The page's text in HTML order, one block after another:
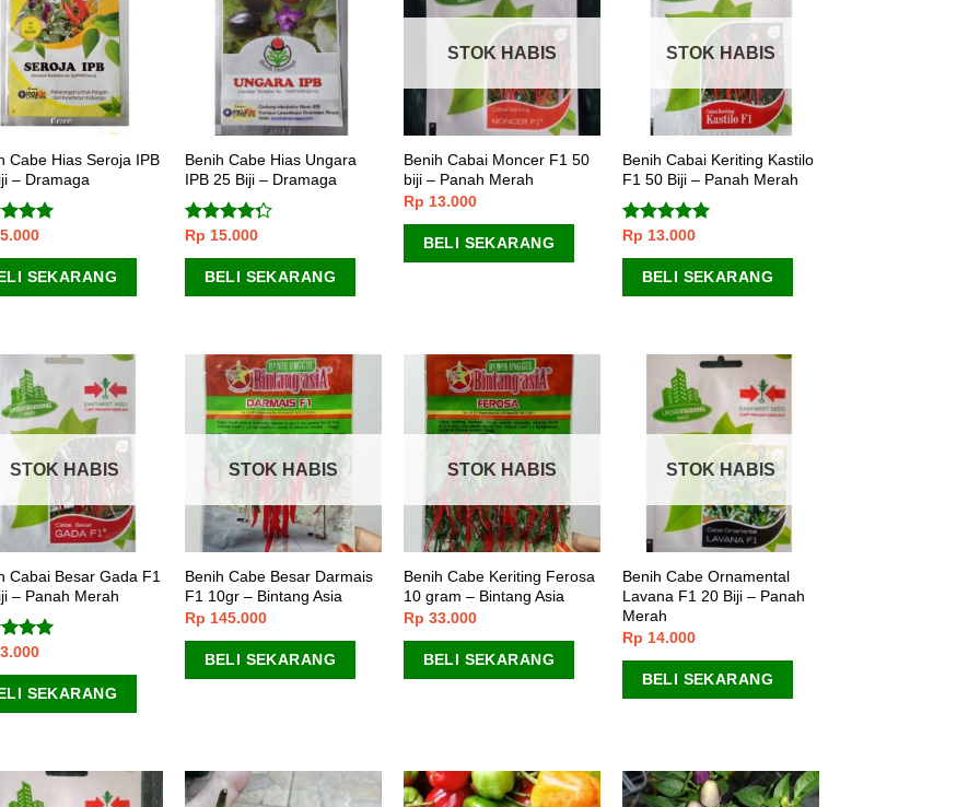
Cabe Hias Seroja IPB
– Dramaga
5.00
SEKARANG
Benih Cabe Hias Ungara
IPB 25 Biji – Dramaga
Dinilai
Rp 15.000
BELI SEKARANG
STOK HABIS
Benih Cabai Moncer F1 50
biji – Panah Merah
Rp 13.000
BELI SEKARANG
STOK HABIS
Benih Cabai Keriting Kastilo
F1 50 Biji – Panah Merah
Dinilai5.00
Rp 13.000
BELI SEKARANG
STOK HABIS
Cabai Besar Gada F1
– Panah Merah
5.00
SEKARANG
STOK HABIS
Benih Cabe Besar Darmais
F1 10gr – Bintang Asia
Rp 145.000
BELI SEKARANG
STOK HABIS
Benih Cabe Keriting Ferosa
10 gram – Bintang Asia
Rp 33.000
BELI SEKARANG
STOK HABIS
Benih Cabe Ornamental
Lavana F1 20 Biji – Panah
Merah
Rp 14.000
BELI SEKARANG